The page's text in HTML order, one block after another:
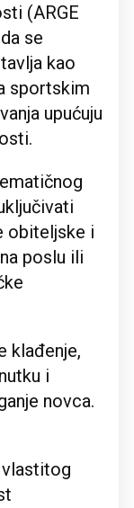
(ARGE
se
kao
sportskim
upućuju
obiteljske i
poslu ili
klađenje,
i
novca.
vlastitog